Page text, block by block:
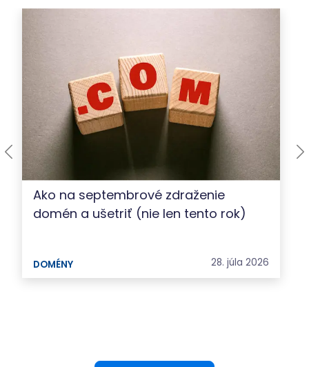
Ako na septembrové zdraženie
domén a ušetriť (nie len tento rok)
DOMÉNY 28. júla 2026